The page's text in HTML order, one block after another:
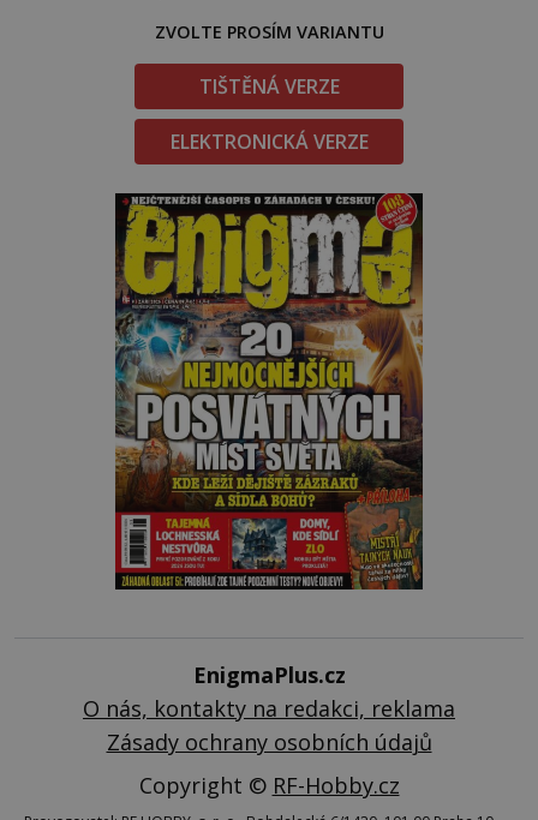
ZVOLTE PROSÍM VARIANTU
TIŠTĚNÁ VERZE
ELEKTRONICKÁ VERZE
EnigmaPlus.cz
O nás, kontakty na redakci, reklama
Zásady ochrany osobních údajů
Copyright © RF-Hobby.cz